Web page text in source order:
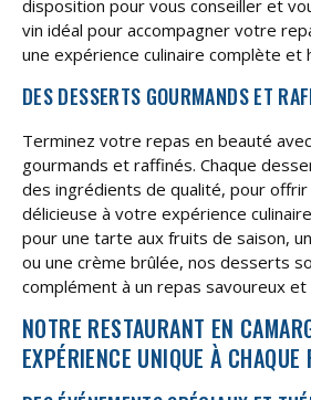
disposition pour vous conseiller et
vin idéal pour accompagner votre
une expérience culinaire complète et
DES DESSERTS GOURMANDS ET
Terminez votre repas en beauté
gourmands et raffinés. Chaque
des ingrédients de qualité, pour
délicieuse à votre expérience
pour une tarte aux fruits de saison,
ou une crème brûlée, nos desserts
complément à un repas savoureux et
NOTRE RESTAURANT EN
EXPÉRIENCE UNIQUE À CHAQUE